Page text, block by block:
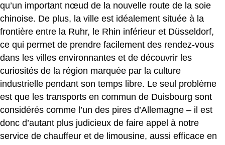
qu’un important nœud de la nouvelle route de la soie
chinoise. De plus, la ville est idéalement située à la
frontière entre la Ruhr, le Rhin inférieur et Düsseldorf,
ce qui permet de prendre facilement des rendez-vous
dans les villes environnantes et de découvrir les
curiosités de la région marquée par la culture
industrielle pendant son temps libre. Le seul problème
est que les transports en commun de Duisbourg sont
considérés comme l’un des pires d’Allemagne – il est
donc d’autant plus judicieux de faire appel à notre
service de chauffeur et de limousine, aussi efficace en